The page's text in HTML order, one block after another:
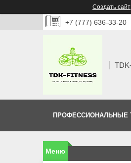
Создать сайт
+7 (777) 636-33-20
ПРОФЕССИОНАЛЬНЫЕ